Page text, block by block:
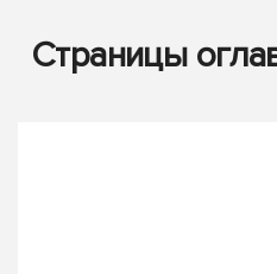
Страницы